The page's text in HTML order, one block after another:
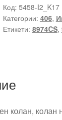
Колан
Peugeot
406
Код: 5458-I2_K17
Категории: 406,
Етикети: 8974CS,
колан, колан